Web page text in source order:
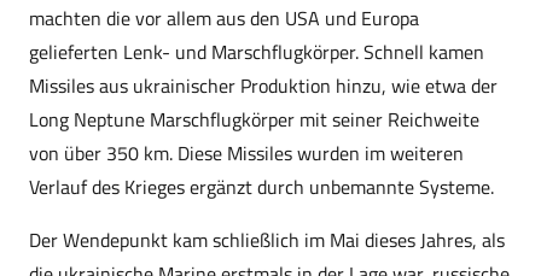
machten die vor allem aus den USA und Europa
gelieferten Lenk- und Marschflugkörper. Schnell kamen
Missiles aus ukrainischer Produktion hinzu, wie etwa der
Long Neptune Marschflugkörper mit seiner Reichweite
von über 350 km. Diese Missiles wurden im weiteren
Verlauf des Krieges ergänzt durch unbemannte Systeme.
Der Wendepunkt kam schließlich im Mai dieses Jahres, als